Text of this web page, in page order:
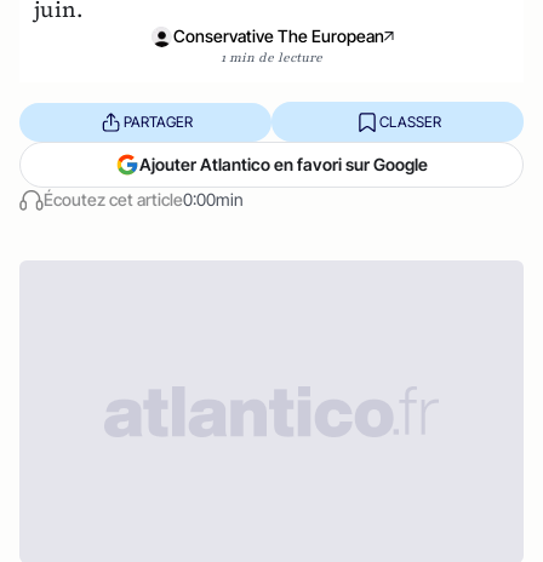
juin.
Conservative The European
1 min de lecture
Écoutez cet article0:00min
PARTAGER CLASSER
Ajouter Atlantico en favori sur Google